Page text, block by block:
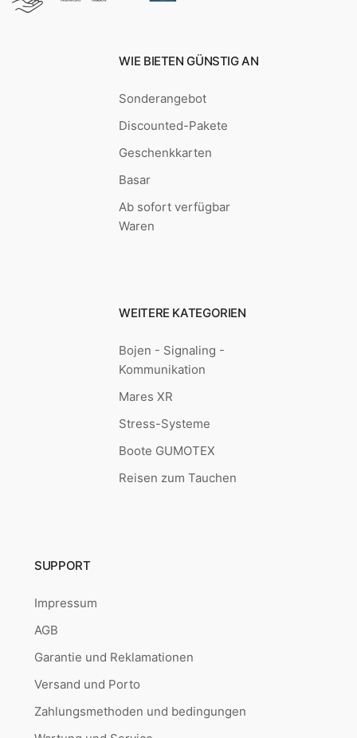
WIE BIETEN GÜNSTIG AN
Sonderangebot
Discounted-Pakete
Geschenkkarten
Basar
Ab sofort verfügbar
Waren
WEITERE KATEGORIEN
Bojen - Signaling -
Kommunikation
Mares XR
Stress-Systeme
Boote GUMOTEX
Reisen zum Tauchen
SUPPORT
Impressum
AGB
Garantie und Reklamationen
Versand und Porto
Zahlungsmethoden und bedingungen